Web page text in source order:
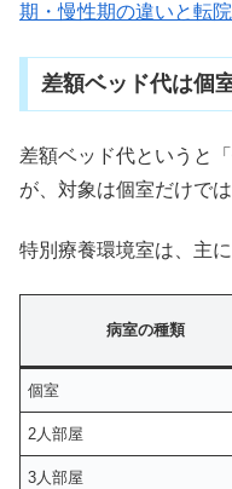
期・慢性期の違いと転
差額ベッド代は個
差額ベッド代というと
が、対象は個室だけでは
特別療養環境室は、主
病室の種類
個室
2人部屋
3人部屋